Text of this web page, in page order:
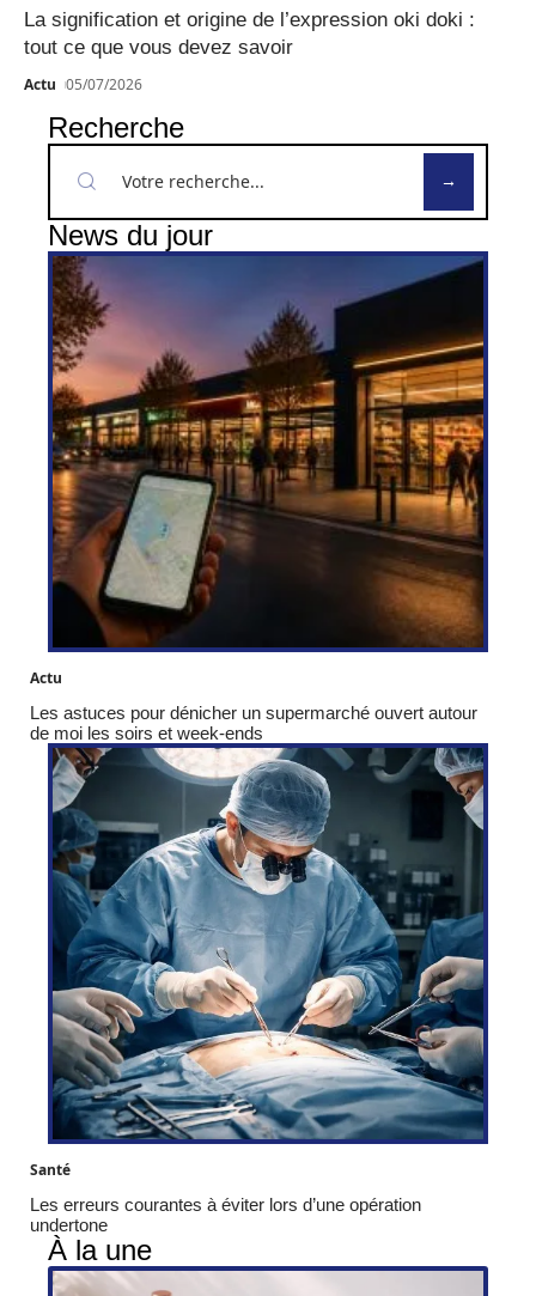
La signification et origine de l’expression oki doki :
tout ce que vous devez savoir
Actu 05/07/2026
Recherche
News du jour
Actu
Les astuces pour dénicher un supermarché ouvert autour
de moi les soirs et week-ends
Santé
Les erreurs courantes à éviter lors d’une opération
undertone
À la une